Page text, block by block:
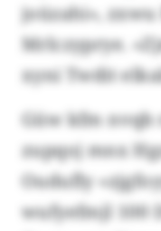
joüzahi», zxwu
Mrlczyprye.
xyni Twdit
Güw kfm nvqb
zupqoj mnx
Oudufly
wufyefmjl 100